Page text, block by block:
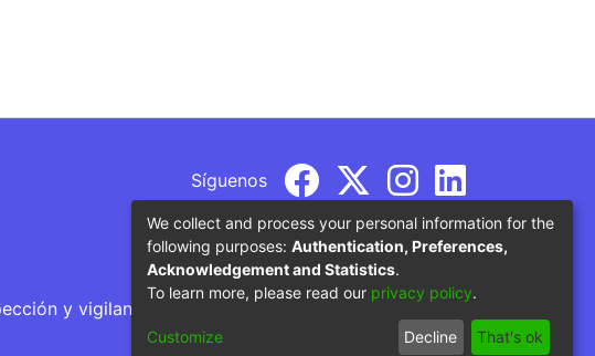
Síguenos
y vigilancia por parte del Ministerio de Educación
We collect and process your personal information for the
following purposes: Authentication, Preferences,
Acknowledgement and Statistics.
To learn more, please read our privacy policy.
Customize Decline That's ok